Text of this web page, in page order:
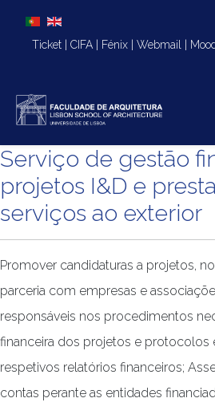
Escolha o seu idioma
Ticket CIFA Fénix Webmail
Serviço de gestão
projetos I&D e
serviços ao exterior
Promover candidaturas a projetos,
parceria com empresas e
responsáveis nos procedimentos
financeira dos projetos e protocolos
respetivos relatórios financeiros;
contas perante as entidades